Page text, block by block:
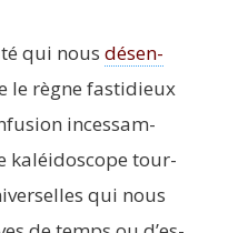
qui nous désen­
le règne fas­ti­dieux
inces­sam­
kaléi­do­scope tour­
qui nous